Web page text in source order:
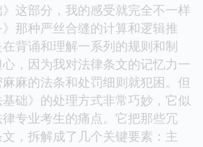
这部分，我的感受就完全不一样
那种严丝合缝的计算和逻辑推
背诵和理解一系列的规则和制
，因为我对法律条文的记忆力一
麻的法条和处罚细则就犯困。但
础》的处理方式非常巧妙，它似
专业考生的痛点。它把那些冗
，拆解成了几个关键要素：主